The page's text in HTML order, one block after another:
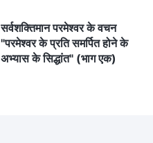
सर्वशक्तिमान परमेश्वर के वचन
"परमेश्वर के प्रति समर्पित होने के
अभ्यास के सिद्धांत" (भाग एक)